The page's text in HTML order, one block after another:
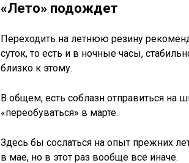
«Лето» подождет
Переходить на летнюю резину
суток, то есть и в ночные часы,
близко к этому.
В общем, есть соблазн отправиться
«переобуваться» в марте.
Здесь бы сослаться на опыт прежних
в мае, но в этот раз вообще все иначе.